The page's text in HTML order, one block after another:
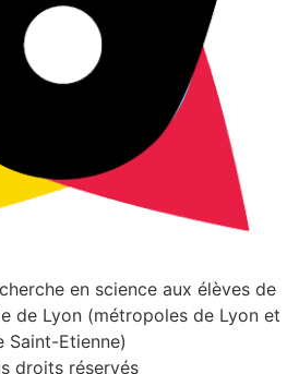
en science aux élèves de
de Lyon (métropoles de Lyon et
Saint-Etienne)
droits réservés